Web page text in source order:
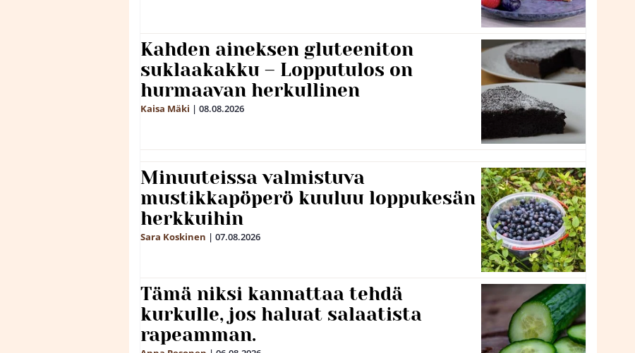
Kahden aineksen gluteeniton
suklaakakku – Lopputulos on
hurmaavan herkullinen
Kaisa Mäki | 08.08.2026
Minuuteissa valmistuva
mustikkapöperö kuuluu loppukesän
herkkuihin
Sara Koskinen | 07.08.2026
Tämä niksi kannattaa tehdä
kurkulle, jos haluat salaatista
rapeamman.